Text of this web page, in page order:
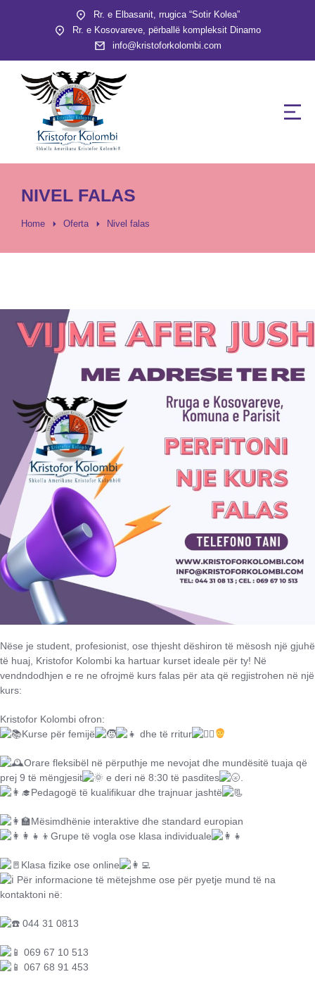
Rr. e Elbasanit, rrugica “Sotir Kolea”
Rr. e Kosovareve, përballë kompleksit Dinamo
info@kristoforkolombi.com
NIVEL FALAS
You are here:
Home Oferta Nivel falas
Nëse je student, profesionist, ose thjesht dëshiron të mësosh një gjuhë
të huaj, Kristofor Kolombi ka hartuar kurset ideale për ty! Në
vendndodhjen e re ne ofrojmë kurs falas për ata që regjistrohen në një
kurs:
Kristofor Kolombi ofron:
Kurse për femijë
dhe të rritur
Orare fleksibël në përputhje me nevojat dhe mundësitë tuaja që
prej 9 të mëngjesit
e deri në 8:30 të pasdites
Pedagogë të kualifikuar dhe trajnuar jashtë
Mësimdhënie interaktive dhe standard europian
Grupe të vogla ose klasa individuale
Klasa fizike ose online
Për informacione të mëtejshme ose për pyetje mund të na
kontaktoni në:
044 31 0813
069 67 10 513
067 68 91 453